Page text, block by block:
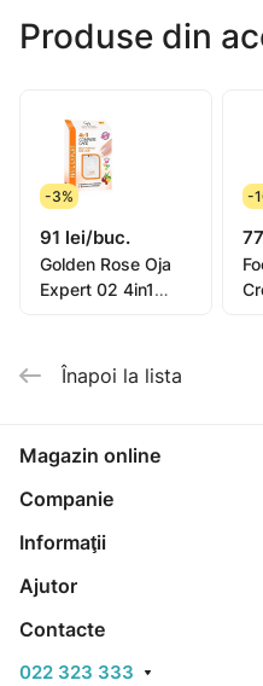
Produse din
-3%
91 lei/buc.
Golden Rose Oja
Expert 02 4in1
-
Înapoi la lista
Magazin online
Companie
Informaţii
Ajutor
Contacte
022 323 333